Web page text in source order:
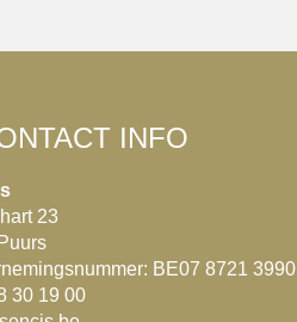
INFO
23
BE07 8721 3990
30 19 00